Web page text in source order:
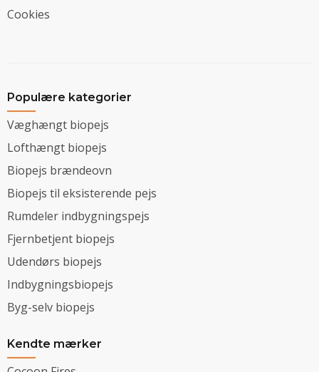
Cookies
Populære kategorier
Væghængt biopejs
Lofthængt biopejs
Biopejs brændeovn
Biopejs til eksisterende pejs
Rumdeler indbygningspejs
Fjernbetjent biopejs
Udendørs biopejs
Indbygningsbiopejs
Byg-selv biopejs
Kendte mærker